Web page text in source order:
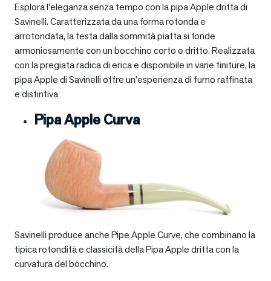
Esplora l’eleganza senza tempo con la pipa Apple dritta di
Savinelli. Caratterizzata da una forma rotonda e
arrotondata, la testa dalla sommità piatta si fonde
armoniosamente con un bocchino corto e dritto. Realizzata
con la pregiata radica di erica e disponibile in varie finiture, la
pipa Apple di Savinelli offre un’esperienza di fumo raffinata
e distintiva
Pipa Apple Curva
Savinelli produce anche Pipe Apple Curve, che combinano la
tipica rotondità e classicità della Pipa Apple dritta con la
curvatura del bocchino.